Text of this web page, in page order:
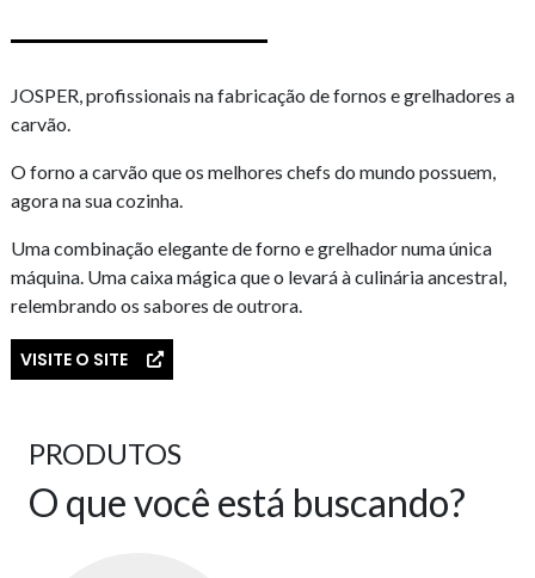
JOSPER, profissionais na fabricação de fornos e grelhadores a
carvão.
O forno a carvão que os melhores chefs do mundo possuem,
agora na sua cozinha.
Uma combinação elegante de forno e grelhador numa única
máquina. Uma caixa mágica que o levará à culinária ancestral,
relembrando os sabores de outrora.
VISITE O SITE
PRODUTOS
O que você está buscando?